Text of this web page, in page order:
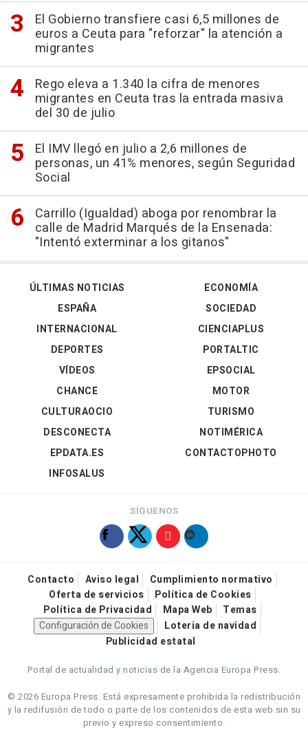
El Gobierno transfiere casi 6,5 millones de
euros a Ceuta para "reforzar" la atención a
migrantes
Rego eleva a 1.340 la cifra de menores
migrantes en Ceuta tras la entrada masiva
del 30 de julio
El IMV llegó en julio a 2,6 millones de
personas, un 41% menores, según Seguridad
Social
Carrillo (Igualdad) aboga por renombrar la
calle de Madrid Marqués de la Ensenada:
"Intentó exterminar a los gitanos"
ÚLTIMAS NOTICIAS
ESPAÑA
INTERNACIONAL
DEPORTES
VÍDEOS
ECONOMÍA
SOCIEDAD
CIENCIAPLUS
PORTALTIC
EPSOCIAL
CHANCE
CULTURAOCIO
DESCONECTA
EPDATA.ES
INFOSALUS
MOTOR
TURISMO
NOTIMÉRICA
CONTACTOPHOTO
SÍGUENOS
Contacto Aviso legal
Cumplimiento normativo
Oferta de servicios
Política de Cookies
Política de Privacidad
Mapa Web
Temas
Configuración de Cookies
Loteria de navidad
Publicidad estatal
Portal de actualidad y noticias de la Agencia Europa Press.
© 2026 Europa Press. Está expresamente prohibida la redistribución
y la redifusión de todo o parte de los contenidos de esta web sin su
previo y expreso consentimiento.